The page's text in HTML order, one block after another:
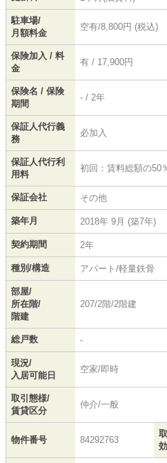
駐車場/
月額料金
空有/8,800円 (税込)
保険加入 / 料
金
有 / 17,900円
保険名 / 保険
期間
- / 2年
保証人代行義
務
必加入
保証人代行利
用料
初回：賃料総額の50
保証会社 その他
築年月 2018年 9月 (築7年)
契約期間 2年
種別/構造 アパート/軽量鉄骨
部屋/
所在階/
階建
207/2階/2階建
総戸数 -
現況/
入居可能日
空家/即時
取引態様/
賃貸区分
仲介/一般
物件番号 84292763